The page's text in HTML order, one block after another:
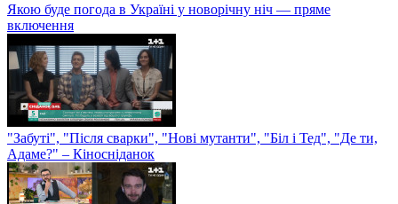
Якою буде погода в Україні у новорічну ніч — пряме
включення
"Забуті", "Після сварки", "Нові мутанти", "Біл і Тед", "Де ти,
Адаме?" – Кіносніданок